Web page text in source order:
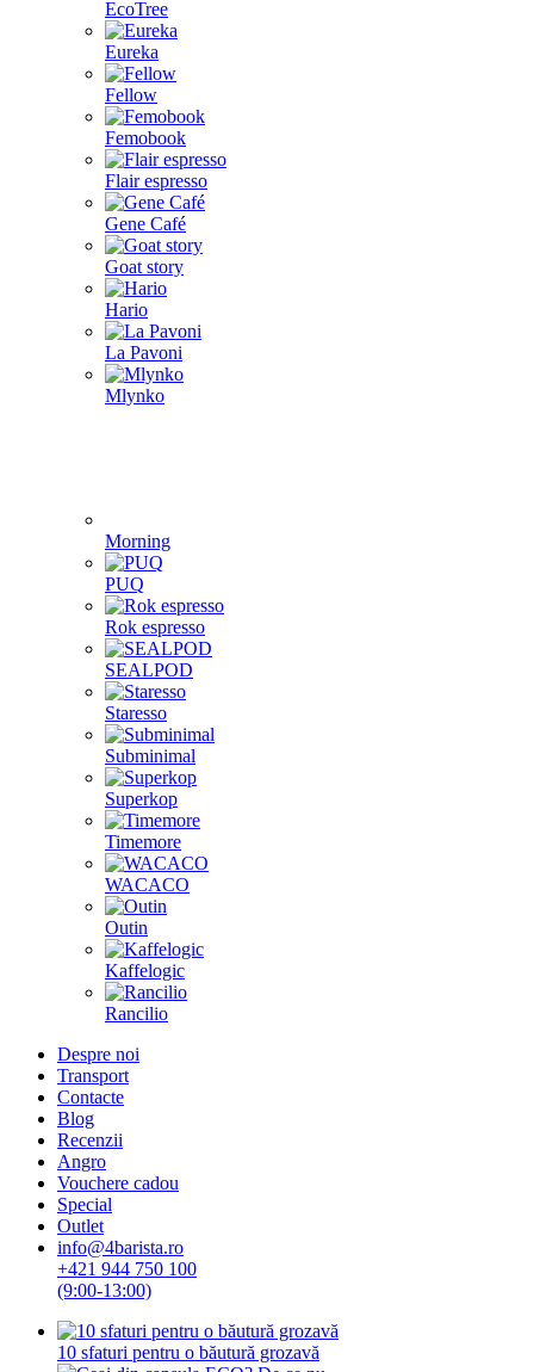
EcoTree
Eureka
Fellow
Femobook
Flair espresso
Gene Café
Goat story
Hario
La Pavoni
Mlynko
Morning
PUQ
Rok espresso
SEALPOD
Staresso
Subminimal
Superkop
Timemore
WACACO
Outin
Kaffelogic
Rancilio
Despre noi
Transport
Contacte
Blog
Recenzii
Angro
Vouchere cadou
Special
Outlet
info@4barista.ro
+421 944 750 100
(9:00-13:00)
10 sfaturi pentru o băutură grozavă